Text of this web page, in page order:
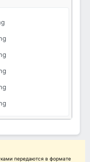
передаются в формате